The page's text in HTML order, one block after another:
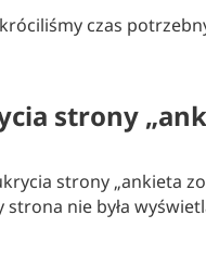
czas
strony
strony „ankieta
nie była